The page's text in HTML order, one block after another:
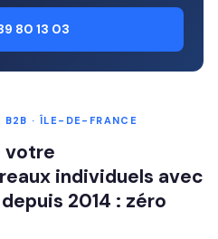
80 13 03
B2B · ÎLE-DE-FRANCE
votre
individuels avec
2014 : zéro